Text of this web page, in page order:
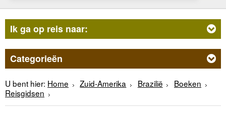
Ik ga op reis naar:
Categorieën
U bent hier: Home Zuid-Amerika Brazilië
Boeken
Reisgidsen